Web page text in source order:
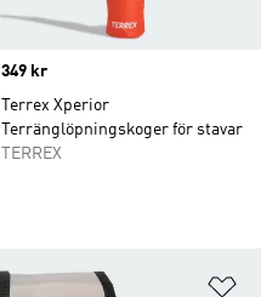
Price
349 kr
Terrex Xperior
Terränglöpningskoger för stavar
TERREX